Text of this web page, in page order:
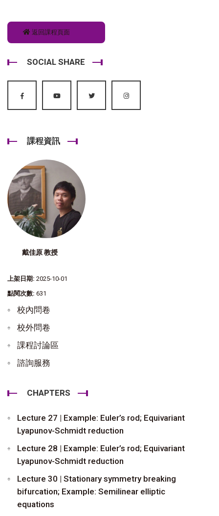
返回課程頁面
SOCIAL SHARE
課程資訊
戴佳原 教授
上架日期: 2025-10-01
點閱次數: 631
校內問卷
校外問卷
課程討論區
諮詢服務
CHAPTERS
Lecture 27 | Example: Euler’s rod; Equivariant
Lyapunov-Schmidt reduction
Lecture 28 | Example: Euler’s rod; Equivariant
Lyapunov-Schmidt reduction
Lecture 30 | Stationary symmetry breaking
bifurcation; Example: Semilinear elliptic
equations